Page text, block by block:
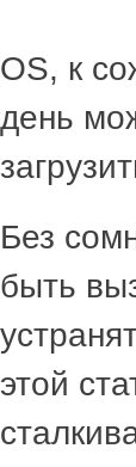
OS, к
день
Без
быть
этой